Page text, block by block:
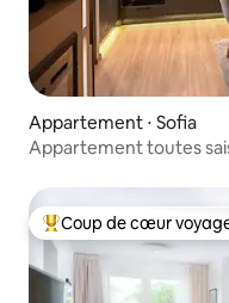
Appartement ⋅ Sofia
Appartement toutes
Coups de cœur
Coup de cœur